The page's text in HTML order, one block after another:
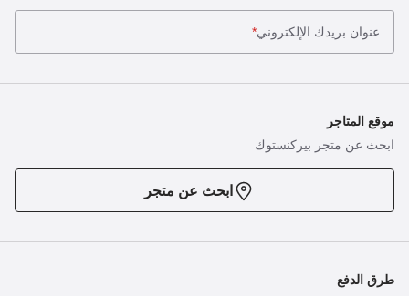
عنوان بريدك الإلكتروني*
موقع المتاجر
ابحث عن متجر بيركنستوك
ابحث عن متجر
طرق الدفع